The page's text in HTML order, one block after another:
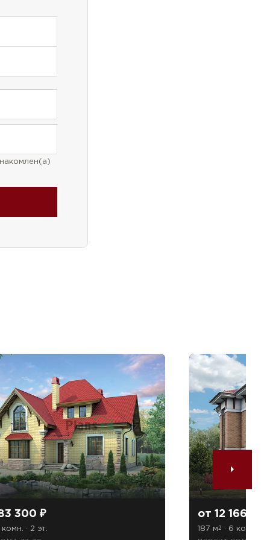
300 ₽
комн. · 2 эт.
от 12 166
187 м 2 · 6 комн. ·